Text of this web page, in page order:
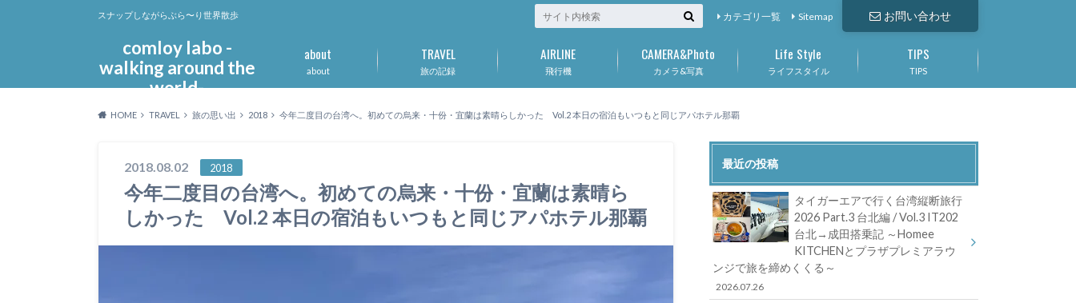
comloy labo -
walking around the
world-
スナップしながらぶら〜り世界散歩 お問い合わせ
カテゴリ一覧 Sitemap
about
about
旅の記録
TRAVEL
飛行機
AIRLINE
カメラ&写真
CAMERA&Photo
ライフスタイル
Life Style
TIPS
TIPS
HOME TRAVEL 旅の思い出 2018 今年二度目の台湾へ。初めての烏来・十份・宜蘭は素晴らしかった Vol.2 本日の宿泊もいつもと同じアパホテル那覇
2018.08.02 2018
今年二度目の台湾へ。初めての烏来・十份・宜蘭は素晴ら
しかった Vol.2 本日の宿泊もいつもと同じアパホテル那覇
最近の投稿
タイガーエアで行く台湾縦断旅行
2026 Part.3 台北編 / Vol.3 IT202
台北→成田搭乗記 ～Homee
KITCHENとプラザプレミアラウ
ンジで旅を締めくくる～
2026.07.26